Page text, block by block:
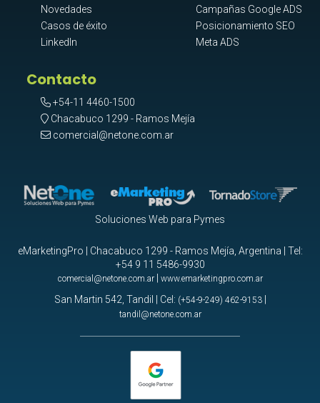
Novedades
Casos de éxito
LinkedIn
Campañas Google ADS
Posicionamiento SEO
Meta ADS
Contacto
+54-11 4460-1500
Chacabuco 1299 - Ramos Mejía
comercial@netone.com.ar
Soluciones Web para Pymes
eMarketingPro | Chacabuco 1299 - Ramos Mejía, Argentina | Tel:
+54 9 11 5486-9930
comercial@netone.com.ar| www.emarketingpro.com.ar
San Martin 542, Tandil | Cel: (+54-9-249) 462-9153|
tandil@netone.com.ar